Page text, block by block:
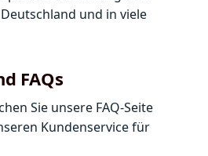
und in viele
FAQs
Sie unsere FAQ-Seite
Kundenservice für